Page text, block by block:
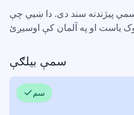
پیژندنه سند دی. دا ښیي چې
سمې بیلګې
سم